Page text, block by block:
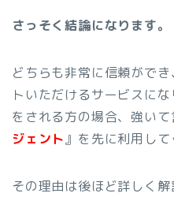
さっそく結論になります。
どちらも非常に信頼がで
トいただけるサービスに
をされる方の場合、強い
ジェント』を先に利用して
その理由は後ほど詳しく解